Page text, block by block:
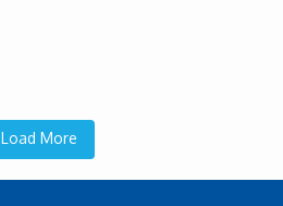
Load More